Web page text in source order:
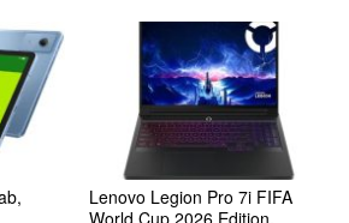
Lenovo Legion Pro 7i FIFA